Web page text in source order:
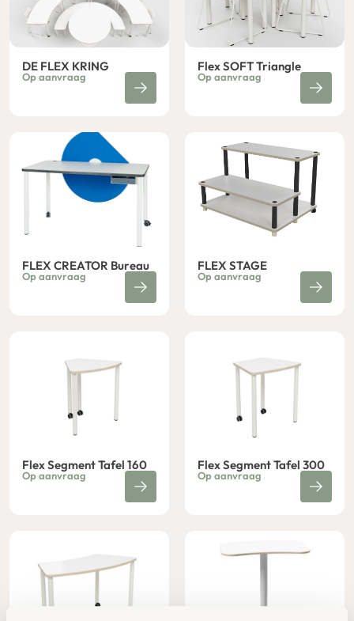
DE FLEX KRING
Op aanvraag
Flex SOFT Triangle
Op aanvraag
FLEX CREATOR Bureau
Op aanvraag
FLEX STAGE
Op aanvraag
Flex Segment Tafel 160
Op aanvraag
Flex Segment Tafel 300
Op aanvraag